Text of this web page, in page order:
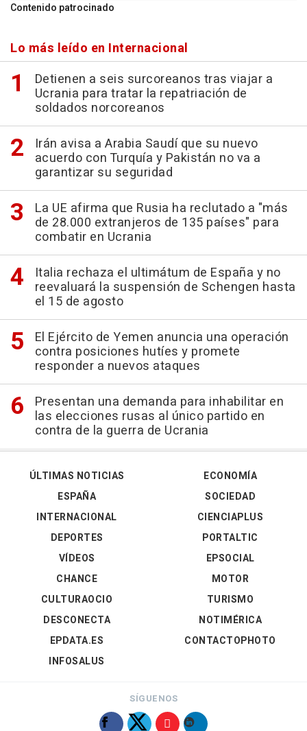
Contenido patrocinado
Lo más leído en Internacional
Detienen a seis surcoreanos tras viajar a
Ucrania para tratar la repatriación de
soldados norcoreanos
Irán avisa a Arabia Saudí que su nuevo
acuerdo con Turquía y Pakistán no va a
garantizar su seguridad
La UE afirma que Rusia ha reclutado a "más
de 28.000 extranjeros de 135 países" para
combatir en Ucrania
Italia rechaza el ultimátum de España y no
reevaluará la suspensión de Schengen hasta
el 15 de agosto
El Ejército de Yemen anuncia una operación
contra posiciones hutíes y promete
responder a nuevos ataques
Presentan una demanda para inhabilitar en
las elecciones rusas al único partido en
contra de la guerra de Ucrania
ÚLTIMAS NOTICIAS
ESPAÑA
INTERNACIONAL
DEPORTES
VÍDEOS
ECONOMÍA
SOCIEDAD
CIENCIAPLUS
PORTALTIC
EPSOCIAL
CHANCE
CULTURAOCIO
DESCONECTA
EPDATA.ES
INFOSALUS
MOTOR
TURISMO
NOTIMÉRICA
CONTACTOPHOTO
SÍGUENOS